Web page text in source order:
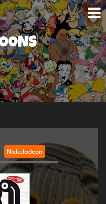
Nickelodeon